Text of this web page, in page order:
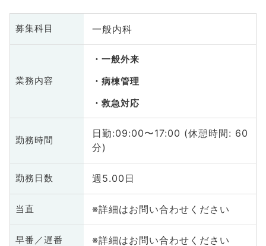
募集科目 一般内科
業務内容
一般外来
病棟管理
救急対応
勤務時間
日勤:09:00〜17:00 (休憩時間: 60
分)
勤務日数 週5.00日
当直 ※詳細はお問い合わせください
早番／遅番 ※詳細はお問い合わせください